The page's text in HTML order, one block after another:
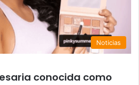
Noticias
conocida como